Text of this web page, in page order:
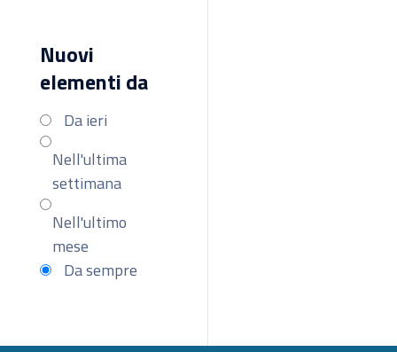
Nuovi
elementi da
Da ieri
Nell'ultima
settimana
Nell'ultimo
mese
Da sempre